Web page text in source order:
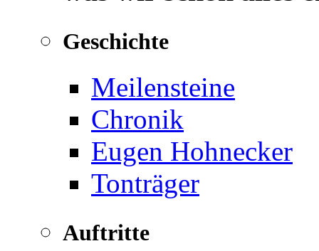
Geschichte
Meilensteine
Chronik
Eugen Hohnecker
Tonträger
Auftritte